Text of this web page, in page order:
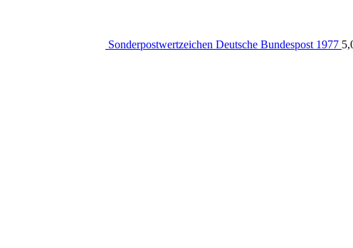
Sonderpostwertzeichen Deutsche Bundespost 1977